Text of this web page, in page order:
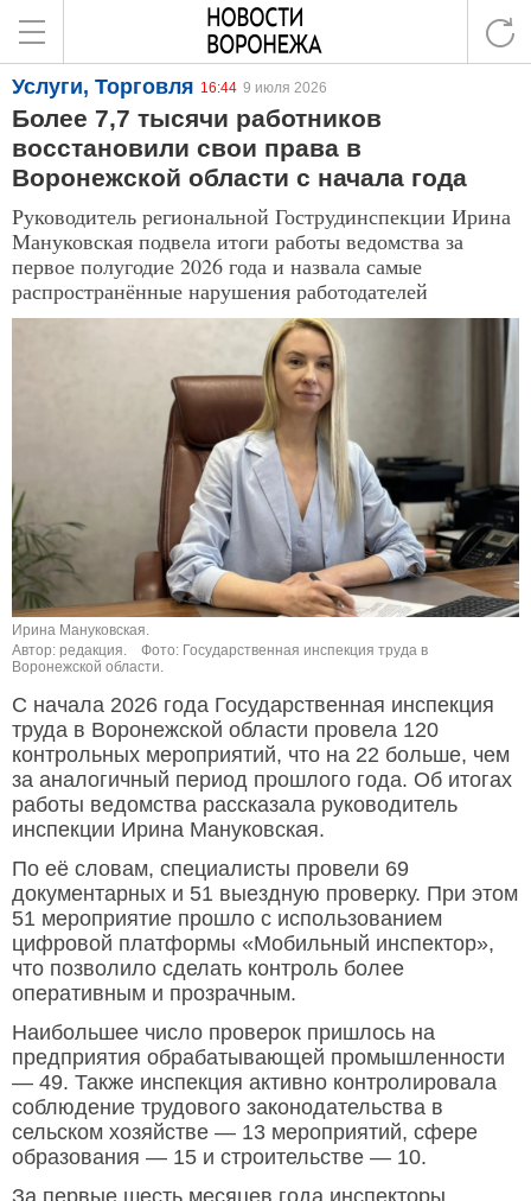
Услуги, Торговля 16:44 9 июля 2026
Более 7,7 тысячи работников
восстановили свои права в
Воронежской области с начала года
Руководитель региональной Гострудинспекции Ирина
Мануковская подвела итоги работы ведомства за
первое полугодие 2026 года и назвала самые
распространённые нарушения работодателей
Ирина Мануковская.
Автор: редакция.
Фото: Государственная инспекция труда в
Воронежской области.
С начала 2026 года Государственная инспекция
труда в Воронежской области провела 120
контрольных мероприятий, что на 22 больше, чем
за аналогичный период прошлого года. Об итогах
работы ведомства рассказала руководитель
инспекции Ирина Мануковская.
По её словам, специалисты провели 69
документарных и 51 выездную проверку. При этом
51 мероприятие прошло с использованием
цифровой платформы «Мобильный инспектор»,
что позволило сделать контроль более
оперативным и прозрачным.
Наибольшее число проверок пришлось на
предприятия обрабатывающей промышленности
— 49. Также инспекция активно контролировала
соблюдение трудового законодательства в
сельском хозяйстве — 13 мероприятий, сфере
образования — 15 и строительстве — 10.